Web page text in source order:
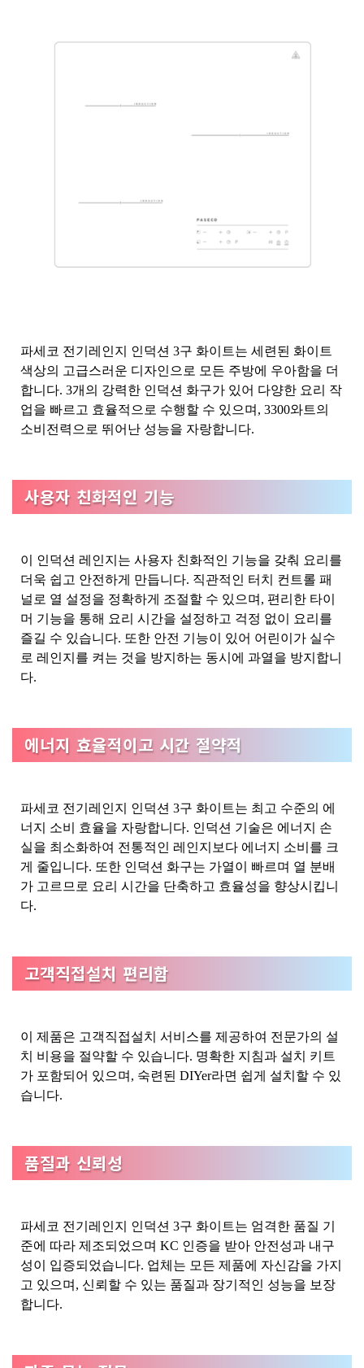
파세코 전기레인지 인덕션 3구 화이트는 세련된 화이트
색상의 고급스러운 디자인으로 모든 주방에 우아함을 더
합니다. 3개의 강력한 인덕션 화구가 있어 다양한 요리 작
업을 빠르고 효율적으로 수행할 수 있으며, 3300와트의
소비전력으로 뛰어난 성능을 자랑합니다.
사용자 친화적인 기능
이 인덕션 레인지는 사용자 친화적인 기능을 갖춰 요리를
더욱 쉽고 안전하게 만듭니다. 직관적인 터치 컨트롤 패
널로 열 설정을 정확하게 조절할 수 있으며, 편리한 타이
머 기능을 통해 요리 시간을 설정하고 걱정 없이 요리를
즐길 수 있습니다. 또한 안전 기능이 있어 어린이가 실수
로 레인지를 켜는 것을 방지하는 동시에 과열을 방지합니
다.
에너지 효율적이고 시간 절약적
파세코 전기레인지 인덕션 3구 화이트는 최고 수준의 에
너지 소비 효율을 자랑합니다. 인덕션 기술은 에너지 손
실을 최소화하여 전통적인 레인지보다 에너지 소비를 크
게 줄입니다. 또한 인덕션 화구는 가열이 빠르며 열 분배
가 고르므로 요리 시간을 단축하고 효율성을 향상시킵니
다.
고객직접설치 편리함
이 제품은 고객직접설치 서비스를 제공하여 전문가의 설
치 비용을 절약할 수 있습니다. 명확한 지침과 설치 키트
가 포함되어 있으며, 숙련된 DIYer라면 쉽게 설치할 수 있
습니다.
품질과 신뢰성
파세코 전기레인지 인덕션 3구 화이트는 엄격한 품질 기
준에 따라 제조되었으며 KC 인증을 받아 안전성과 내구
성이 입증되었습니다. 업체는 모든 제품에 자신감을 가지
고 있으며, 신뢰할 수 있는 품질과 장기적인 성능을 보장
합니다.